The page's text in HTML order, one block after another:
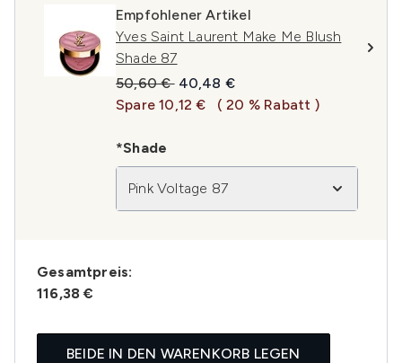
Empfohlener Artikel
Yves Saint Laurent Make Me Blush
Shade 87
Unverbindliche Preisempfehlung:
50,60 € Aktueller Preis:
40,48 €
Spare 10,12 €
( 20 % Rabatt )
*Shade
Pink Voltage 87
Gesamtpreis:
116,38 €
BEIDE IN DEN WARENKORB LEGEN